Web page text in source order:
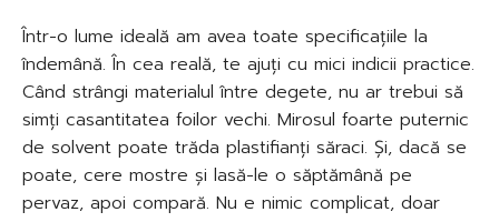
Într-o lume ideală am avea toate specificațiile la
îndemână. În cea reală, te ajuți cu mici indicii practice.
Când strângi materialul între degete, nu ar trebui să
simți casantitatea foilor vechi. Mirosul foarte puternic
de solvent poate trăda plastifianți săraci. Și, dacă se
poate, cere mostre și lasă-le o săptămână pe
pervaz, apoi compară. Nu e nimic complicat, doar